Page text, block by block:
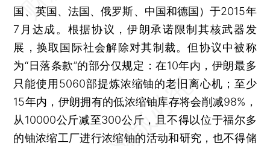
国、英国、法国、俄罗斯、中国和德国）于2015年
7月达成。根据协议，伊朗承诺限制其核武器发
展，换取国际社会解除对其制裁。但协议中被称
为“日落条款”的部分仅规定：在10年内，伊朗最多
只能使用5060部提炼浓缩铀的老旧离心机；至少
15年内，伊朗拥有的低浓缩铀库存将会削减98%，
从10000公斤减至300公斤，且不得以位于福尔多
的铀浓缩工厂进行浓缩铀的活动和研究，也不得储